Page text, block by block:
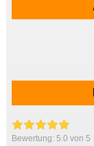
Bewertung:5.0 von 5